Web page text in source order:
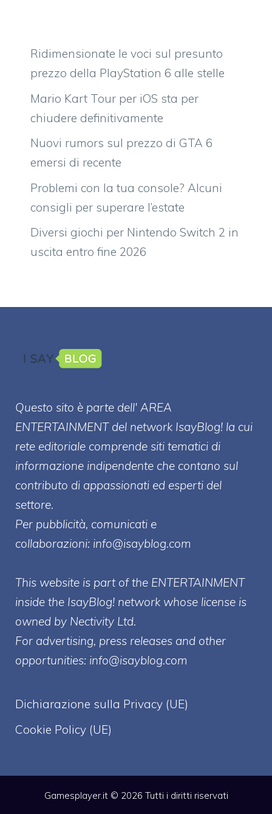
Ridimensionate le voci sul presunto
prezzo della PlayStation 6 alle stelle
Mario Kart Tour per iOS sta per
chiudere definitivamente
Nuovi rumors sul prezzo di GTA 6
emersi di recente
Problemi con la tua console? Alcuni
consigli per superare l’estate
Diversi giochi per Nintendo Switch 2 in
uscita entro fine 2026
Questo sito è parte dell' AREA
ENTERTAINMENT del network IsayBlog! la cui
rete editoriale comprende siti tematici di
informazione indipendente che contano sul
contributo di appassionati ed esperti del
settore.
Per pubblicità, comunicati e
collaborazioni: info@isayblog.com
This website is part of the ENTERTAINMENT
inside the IsayBlog! network whose license is
owned by Nectivity Ltd.
For advertising, press releases and other
opportunities: info@isayblog.com
Dichiarazione sulla Privacy (UE)
Cookie Policy (UE)
Gamesplayer.it © 2026 Tutti i diritti riservati